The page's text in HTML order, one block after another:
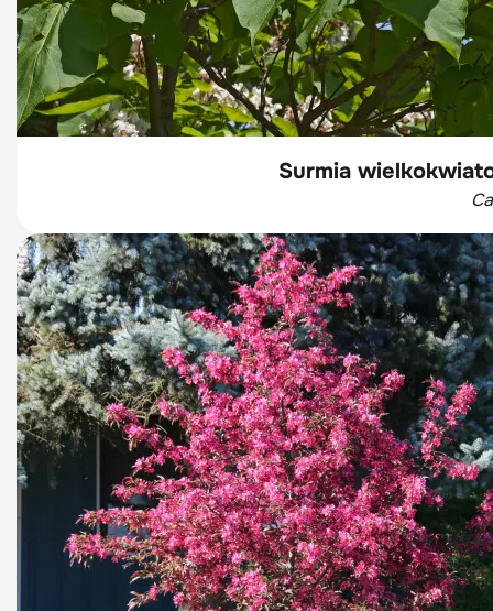
Surmia